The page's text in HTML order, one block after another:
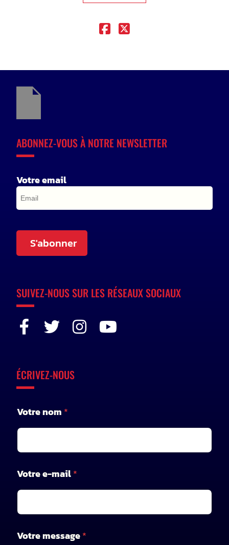
ABONNEZ-VOUS À NOTRE NEWSLETTER
Votre email
S'abonner
SUIVEZ-NOUS SUR LES RÉSEAUX SOCIAUX
ÉCRIVEZ-NOUS
Votre nom *
Votre e-mail*
n
Votre message*